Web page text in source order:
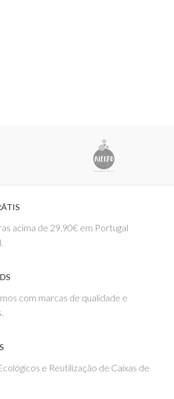
acima de 29.90€ em Portugal
com marcas de qualidade e
e Reutilização de Caixas de